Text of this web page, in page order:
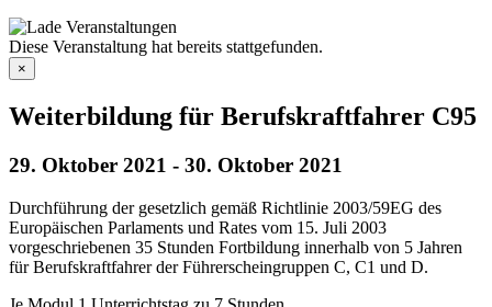
Diese Veranstaltung hat bereits stattgefunden.
×
Weiterbildung für Berufskraftfahrer C95
29. Oktober 2021 - 30. Oktober 2021
Durchführung der gesetzlich gemäß Richtlinie 2003/59EG des
Europäischen Parlaments und Rates vom 15. Juli 2003
vorgeschriebenen 35 Stunden Fortbildung innerhalb von 5 Jahren
für Berufskraftfahrer der Führerscheingruppen C, C1 und D.